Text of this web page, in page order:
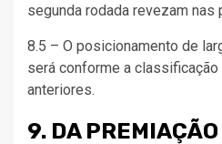
segunda rodada revezam nas
8.5 – O posicionamento de
será conforme a classificação
anteriores.
9. DA PREMIAÇÃO